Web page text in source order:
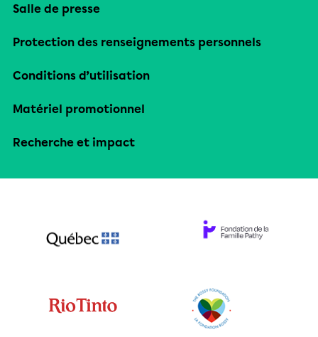
Salle de presse
Protection des renseignements personnels
Conditions d’utilisation
Matériel promotionnel
Recherche et impact